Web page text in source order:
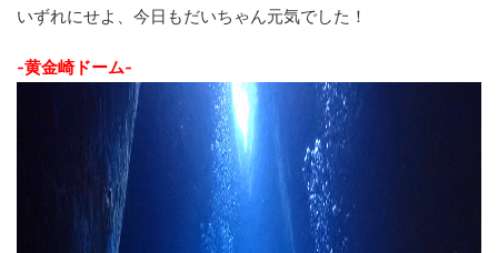
いずれにせよ、今日もだいちゃん元気でした！
-黄金崎ドーム-